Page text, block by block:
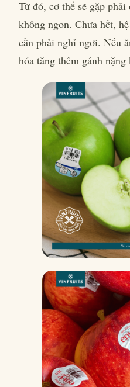
Từ đó, cơ thể sẽ gặp
không ngon. Chưa hết,
cần phải nghỉ ngơi. Nếu
hóa tăng thêm gánh nặng